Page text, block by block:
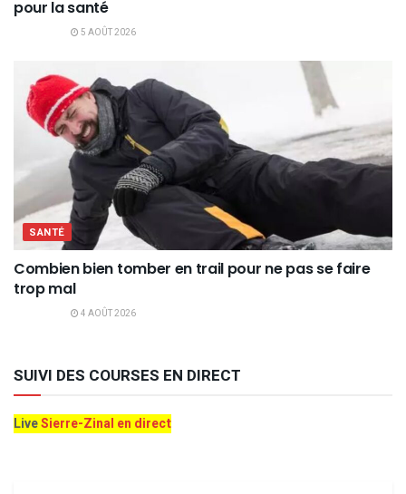
pour la santé
5 AOÛT 2026
SANTÉ
Combien bien tomber en trail pour ne pas se faire
trop mal
4 AOÛT 2026
SUIVI DES COURSES EN DIRECT
LiveSierre-Zinal en direct